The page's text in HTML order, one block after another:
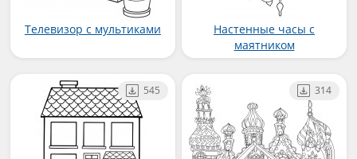
Телевизор с мультиками
Настенные часы с
маятником
545 314